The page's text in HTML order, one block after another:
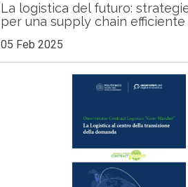
La logistica del futuro:
per una supply chain efficiente
05 Feb 2025